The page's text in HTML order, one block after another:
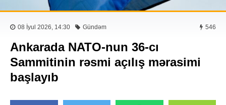
08 İyul 2026, 14:30 Gündəm 546
Ankarada NATO-nun 36-cı
Sammitinin rəsmi açılış mərasimi
başlayıb